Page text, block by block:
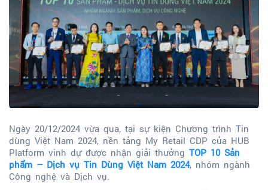
Ngày 20/12/2024 vừa qua, tại sự kiện Chương trình Tin
dùng Việt Nam 2024, nền tảng My Retail CDP của HUB
Platform vinh dự được nhận giải thưởng TOP 10 Sản
phẩm – Dịch vụ Tin Dùng Việt Nam 2024, nhóm ngành
Công nghệ và Dịch vụ.